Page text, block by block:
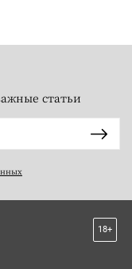
статьи
18+